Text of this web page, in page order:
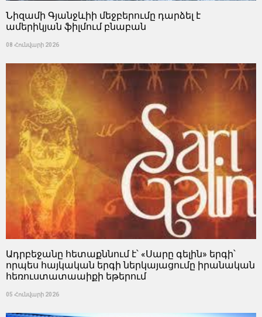
Նիզամի Գյանջևիի մեջբերումը դարձել է
ամերիկյան ֆիլմում բնաբան
08 Հունվարի 2026
Ադրբեջանը հետաքննում է՝ «Սարը գելին» երգի՝
որպես հայկական երգի ներկայացումը իրանական
հեռուստատաաիքի եթերում
05 Հունվարի 2026